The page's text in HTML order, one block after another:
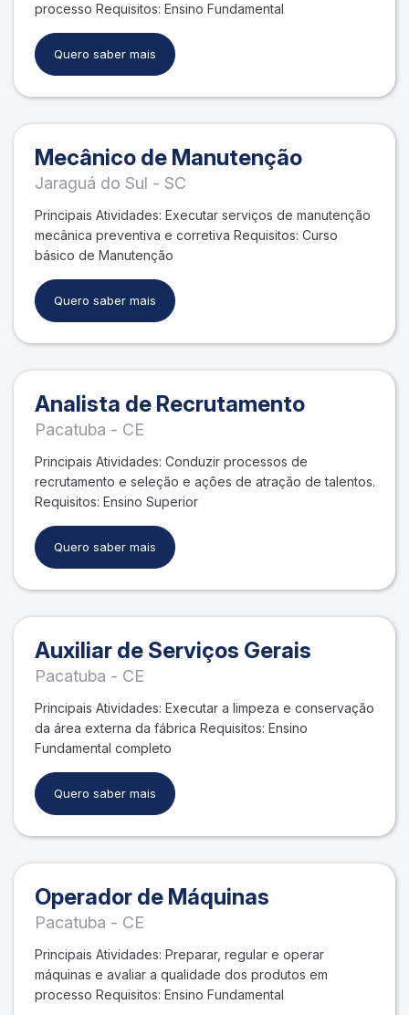
processo Requisitos: Ensino Fundamental
Quero saber mais
Mecânico de Manutenção
Jaraguá do Sul - SC
Principais Atividades: Executar serviços de manutenção
mecânica preventiva e corretiva Requisitos: Curso
básico de Manutenção
Quero saber mais
Analista de Recrutamento
Pacatuba - CE
Principais Atividades: Conduzir processos de
recrutamento e seleção e ações de atração de talentos.
Requisitos: Ensino Superior
Quero saber mais
Auxiliar de Serviços Gerais
Pacatuba - CE
Principais Atividades: Executar a limpeza e conservação
da área externa da fábrica Requisitos: Ensino
Fundamental completo
Quero saber mais
Operador de Máquinas
Pacatuba - CE
Principais Atividades: Preparar, regular e operar
máquinas e avaliar a qualidade dos produtos em
processo Requisitos: Ensino Fundamental